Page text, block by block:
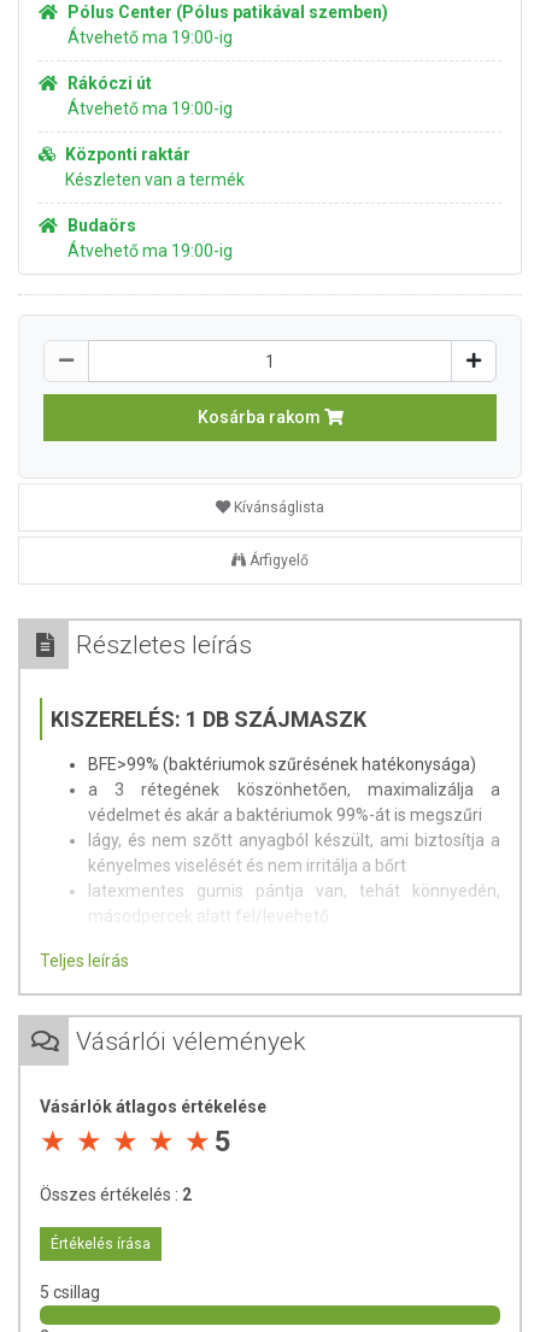
Pólus Center (Pólus patikával szemben)
Átvehető ma 19:00-ig
Rákóczi út
Átvehető ma 19:00-ig
Központi raktár
Készleten van a termék
Budaörs
Átvehető ma 19:00-ig
Kosárba rakom
Kívánságlista
Árfigyelő
Részletes leírás
KISZERELÉS: 1 DB SZÁJMASZK
BFE>99% (baktériumok szűrésének hatékonysága)
a 3 rétegének köszönhetően, maximalizálja a
védelmet és akár a baktériumok 99%-át is megszűri
lágy, és nem szőtt anyagból készült, ami biztosítja a
kényelmes viselését és nem irritálja a bőrt
latexmentes gumis pántja van, tehát könnyedén,
másodpercek alatt fel/levehető
Teljes leírás
Vásárlói vélemények
Vásárlók átlagos értékelése
5
Összes értékelés : 2
Értékelés írása
5 csillag